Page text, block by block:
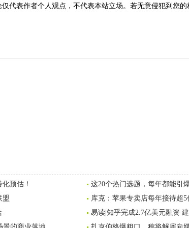
仅代表作者个人观点，不代表本站立场。若无意侵犯到您
预估！
这20个热门选题，每年都能引
盟
库克：苹果专卖店每年接待超5
易读|知乎完成2.7亿美元融资